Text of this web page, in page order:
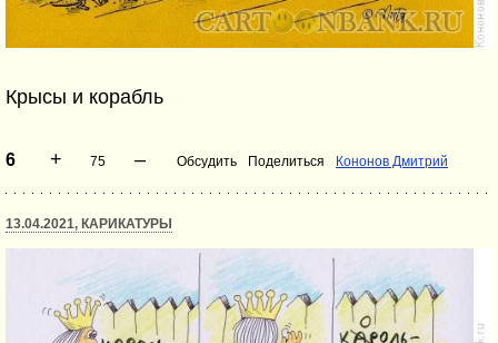
Крысы и корабль
6 + 75 – Обсудить Поделиться Кононов Дмитрий
13.04.2021, КАРИКАТУРЫ